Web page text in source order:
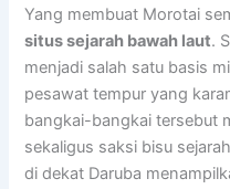
Yang membuat Morotai
situs sejarah bawah laut.
menjadi salah satu basis
pesawat tempur yang
bangkai-bangkai tersebut
sekaligus saksi bisu
di dekat Daruba